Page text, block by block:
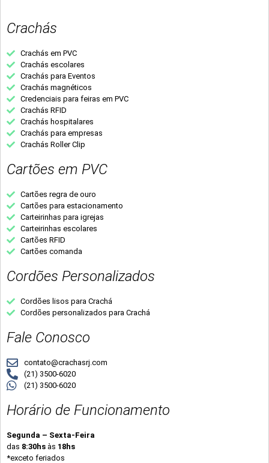
Crachás
Crachás em PVC
Crachás escolares
Crachás para Eventos
Crachás magnéticos
Credenciais para feiras em PVC
Crachás RFID
Crachás hospitalares
Crachás para empresas
Crachás Roller Clip
Cartões em PVC
Cartões regra de ouro
Cartões para estacionamento
Carteirinhas para igrejas
Carteirinhas escolares
Cartões RFID
Cartões comanda
Cordões Personalizados
Cordões lisos para Crachá
Cordões personalizados para Crachá
Fale Conosco
contato@crachasrj.com
(21) 3500-6020
(21) 3500-6020
Horário de Funcionamento
Segunda – Sexta-Feira
das 8:30hs às 18hs
*exceto feriados